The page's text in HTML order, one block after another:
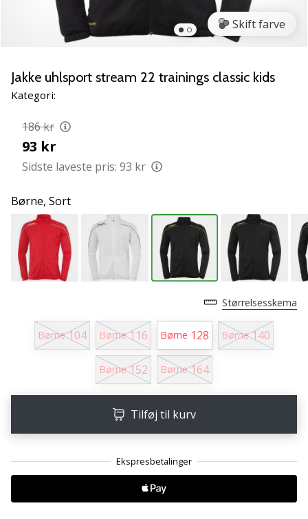
Weplayvolleyball
ambassadør
du
den
hobby
som
os?
Så
os
løbe
sammen.
11. 8. 2022
Weplayvolleyball
affiliate
du
blog,
administrerer
en
Skift farve
Jakke uhlsport stream 22 trainings classic kids
Kategori:
186 kr
93 kr
Sidste laveste pris: 93 kr
Børne, Sort
Størrelsesskema
Børne 104 Børne 116 Børne 128 Børne 140
Børne 152 Børne 164
Tilføj til kurv